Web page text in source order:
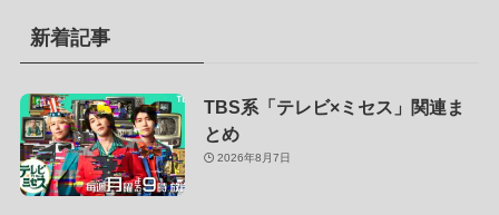
新着記事
TBS系「テレビ×ミセス」関連ま
とめ
2026年8月7日